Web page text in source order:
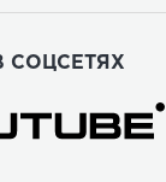
СОЦСЕТЯХ